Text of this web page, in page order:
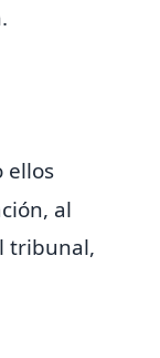
ellos
al
tribunal,